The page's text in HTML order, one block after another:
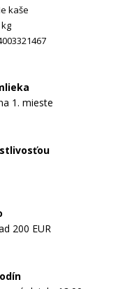
kaše
1. mieste
200 EUR